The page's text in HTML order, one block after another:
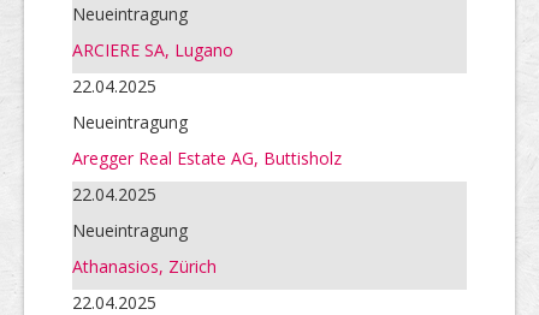
Neueintragung
ARCIERE SA, Lugano
22.04.2025
Neueintragung
Aregger Real Estate AG, Buttisholz
22.04.2025
Neueintragung
Athanasios, Zürich
22.04.2025